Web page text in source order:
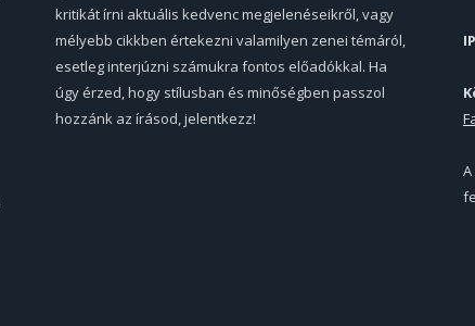
kritikát írni aktuális kedvenc megjelenéseikről, vagy
mélyebb cikkben értekezni valamilyen zenei témáról,
esetleg interjúzni számukra fontos előadókkal. Ha
úgy érzed, hogy stílusban és minőségben passzol
hozzánk az írásod, jelentkezz!